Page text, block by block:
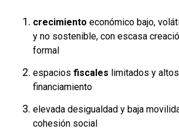
crecimiento económico bajo,
y no sostenible, con escasa
formal
espacios fiscales limitados y
financiamiento
elevada desigualdad y baja
cohesión social